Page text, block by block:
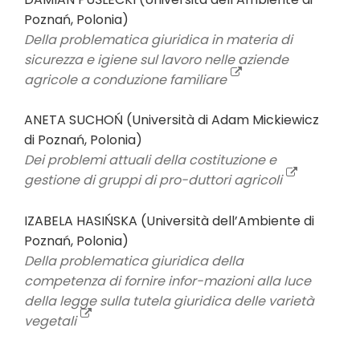
Poznań, Polonia)
Della problematica giuridica in materia di
sicurezza e igiene sul lavoro nelle aziende
agricole a conduzione familiare
ANETA SUCHOŃ (Università di Adam Mickiewicz
di Poznań, Polonia)
Dei problemi attuali della costituzione e
gestione di gruppi di pro-duttori agricoli
IZABELA HASIŃSKA (Università dell’Ambiente di
Poznań, Polonia)
Della problematica giuridica della
competenza di fornire infor-mazioni alla luce
della legge sulla tutela giuridica delle varietà
vegetali